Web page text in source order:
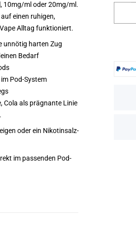
10mg/ml oder 20mg/ml.
einen ruhigen,
Alltag funktioniert.
unnötig harten Zug
Bedarf
Pod-System
Cola als prägnante Linie
oder ein Nikotinsalz-
im passenden Pod-